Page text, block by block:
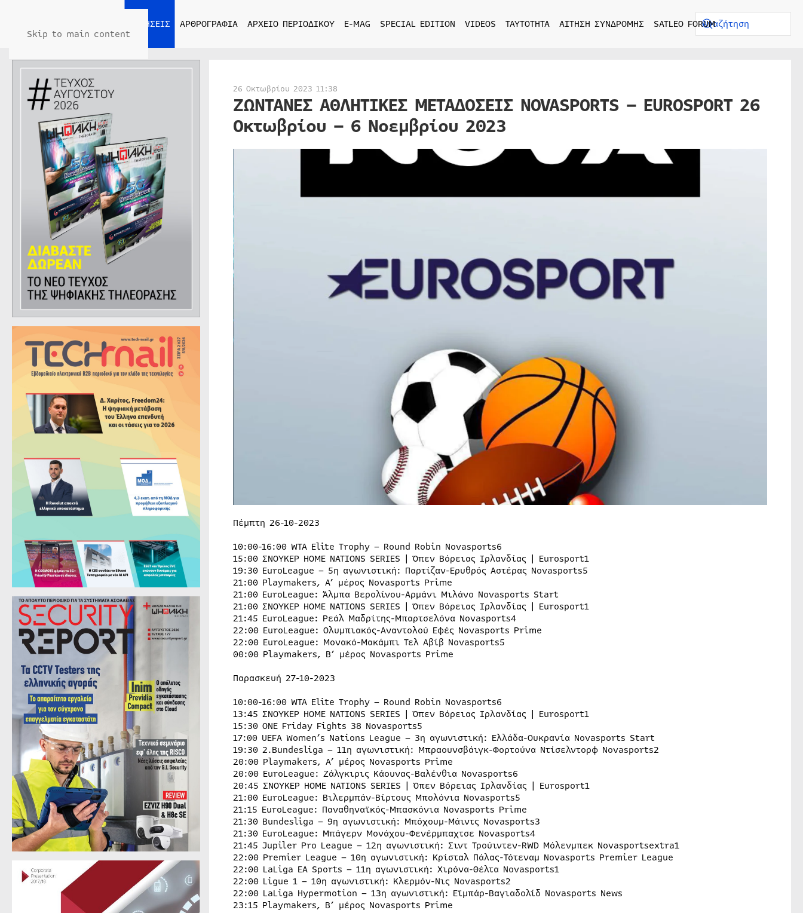
Skip to main content
ΕΙΔΗΣΕΙΣ ΑΡΘΡΟΓΡΑΦΙΑ ΑΡΧΕΙΟ ΠΕΡΙΟΔΙΚΟΥ E-MAG SPECIAL EDITION VIDEOS ΤΑΥΤΟΤΗΤΑ ΑΙΤΗΣΗ ΣΥΝΔΡΟΜΗΣ SATLEO FORUM
26 Οκτωβρίου 2023 11:38
ΖΩΝΤΑΝΕΣ ΑΘΛΗΤΙΚΕΣ ΜΕΤΑΔΟΣΕΙΣ NOVASPORTS – EUROSPORT 26
Οκτωβρίου – 6 Νοεμβρίου 2023
Πέμπτη 26-10-2023
10:00-16:00 WTA Elite Trophy – Round Robin Novasports6
15:00 ΣΝΟΥΚΕΡ HOME NATIONS SERIES | Όπεν Βόρειας Ιρλανδίας | Eurosport1
19:30 EuroLeague – 5η αγωνιστική: Παρτίζαν-Ερυθρός Αστέρας Novasports5
21:00 Playmakers, Α’ μέρος Novasports Prime
21:00 EuroLeague: Άλμπα Βερολίνου-Αρμάνι Μιλάνο Novasports Start
21:00 ΣΝΟΥΚΕΡ HOME NATIONS SERIES | Όπεν Βόρειας Ιρλανδίας | Eurosport1
21:45 EuroLeague: Ρεάλ Μαδρίτης-Μπαρτσελόνα Novasports4
22:00 EuroLeague: Ολυμπιακός-Αναντολού Εφές Novasports Prime
22:00 EuroLeague: Μονακό-Μακάμπι Τελ Αβίβ Novasports5
00:00 Playmakers, B’ μέρος Novasports Prime
Παρασκευή 27-10-2023
10:00-16:00 WTA Elite Trophy – Round Robin Novasports6
13:45 ΣΝΟΥΚΕΡ HOME NATIONS SERIES | Όπεν Βόρειας Ιρλανδίας | Eurosport1
15:30 ONE Friday Fights 38 Novasports5
17:00 UEFA Women’s Nations League – 3η αγωνιστική: Ελλάδα-Ουκρανία Novasports Start
19:30 2.Bundesliga – 11η αγωνιστική: Μπραουνσβάιγκ-Φορτούνα Ντίσελντορφ Novasports2
20:00 Playmakers, Α’ μέρος Novasports Prime
20:00 EuroLeague: Ζάλγκιρις Κάουνας-Βαλένθια Novasports6
20:45 ΣΝΟΥΚΕΡ HOME NATIONS SERIES | Όπεν Βόρειας Ιρλανδίας | Eurosport1
21:00 EuroLeague: Βιλερμπάν-Βίρτους Μπολόνια Novasports5
21:15 EuroLeague: Παναθηναϊκός-Μπασκόνια Novasports Prime
21:30 Bundesliga – 9η αγωνιστική: Μπόχουμ-Μάιντς Novasports3
21:30 EuroLeague: Μπάγερν Μονάχου-Φενέρμπαχτσε Novasports4
21:45 Jupiler Pro League – 12η αγωνιστική: Σιντ Τρούιντεν-RWD Μόλενμπεκ Novasportsextra1
22:00 Premier League – 10η αγωνιστική: Κρίσταλ Πάλας-Τότεναμ Novasports Premier League
22:00 LaLiga EA Sports – 11η αγωνιστική: Χιρόνα-Θέλτα Novasports1
22:00 Ligue 1 – 10η αγωνιστική: Κλερμόν-Νις Novasports2
22:00 LaLiga Hypermotion – 13η αγωνιστική: Εϊμπάρ-Βαγιαδολίδ Novasports News
23:15 Playmakers, B’ μέρος Novasports Prime